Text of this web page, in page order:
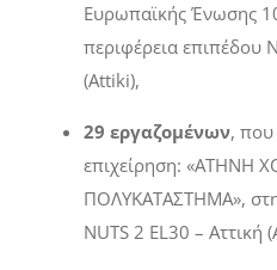
Ευρωπαϊκής Ένωσης
περιφέρεια επιπέδου
(Attiki),
29 εργαζομένων,
επιχείρηση: «ΑΤΗΝΗ
ΠΟΛΥΚΑΤΑΣΤΗΜΑ»,
NUTS 2 EL30 – Αττική